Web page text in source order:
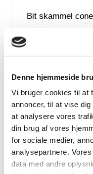
Denne hjemmeside
Vi bruger cookies til at
annoncer, til at vise
at analysere vores
din brug af vores
for sociale medier,
analysepartnere.
data med andre
Bit skammel cone
Bit skammel